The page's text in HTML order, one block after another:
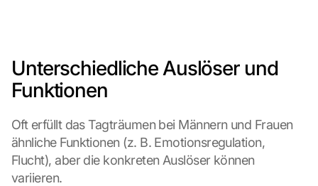
Unterschiedliche Auslöser und
Funktionen
Oft erfüllt das Tagträumen bei Männern und Frauen
ähnliche Funktionen (z. B. Emotionsregulation,
Flucht), aber die konkreten Auslöser können
variieren.
K
a
a